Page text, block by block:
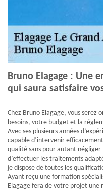
Bruno Elagage : Une
qui saura satisfaire
Chez Bruno Elagage, vous serez
besoins, votre budget et la
Avec ses plusieurs années
capable d’intervenir
qualité sans pour autant négliger
d’effectuer les traitements
je dispose de toutes les
Ayant reçu une formation
Elagage fera de votre projet une